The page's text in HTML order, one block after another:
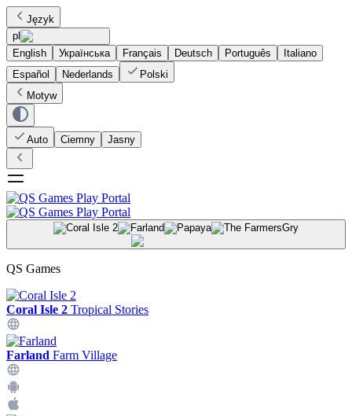
Język
pl
English
Українська Français Deutsch Português
Italiano
Español
Nederlands
Polski
Motyw
Auto Ciemny Jasny
Gry
QS Games
Coral Isle 2 Tropical Stories
Farland Farm Village